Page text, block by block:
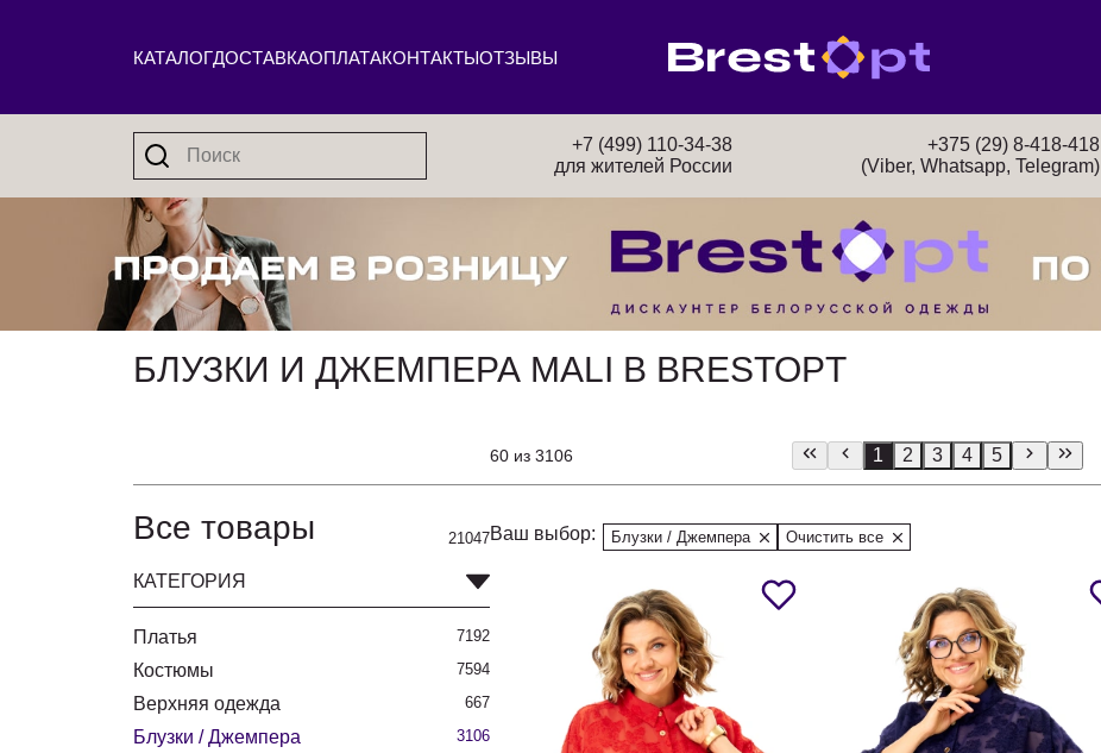
КАТАЛОГДОСТАВКАОПЛАТАКОНТАКТЫОТЗЫВЫ
+7 (499) 110-34-38
для жителей России
+375 (29) 8-418-418
(Viber, Whatsapp, Telegram)
БЛУЗКИ И ДЖЕМПЕРА MALI В BRESTOPT
60 из 3106 1 2 3 4 5
Все товары 21047
КАТЕГОРИЯ
Платья 7192
Костюмы 7594
Верхняя одежда 667
Блузки / Джемпера 3106
Ваш выбор: Блузки / Джемпера Очистить все